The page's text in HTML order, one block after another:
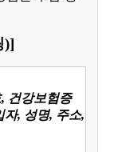
)]
건강보험증
자, 성명, 주소,